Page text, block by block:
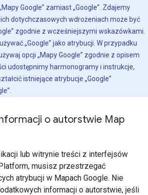
Google” zamiast „Google”. Zdajemy
dotychczasowych wdrożeniach może być
zgodnie z wcześniejszymi wskazówkami.
„Google” jako atrybucji. W przypadku
opcji „Mapy Google” zgodnie z opisem
udostępnimy harmonogramy i instrukcje,
istniejące atrybucje „Google”
o autorstwie Map
lub witrynie treści z interfejsów
musisz przestrzegać
atrybucji w Mapach Google. Nie
informacji o autorstwie, jeśli